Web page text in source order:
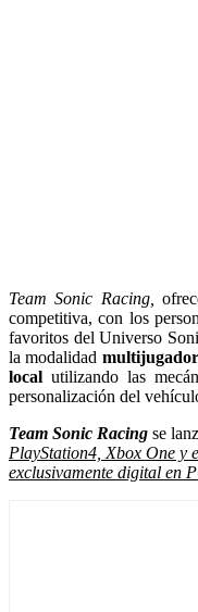
Team Sonic Racing,
competitiva, con los
favoritos del Universo
la modalidad
local utilizando las
personalización del
Team Sonic Racing se
PlayStation4, Xbox One y
exclusivamente digital en